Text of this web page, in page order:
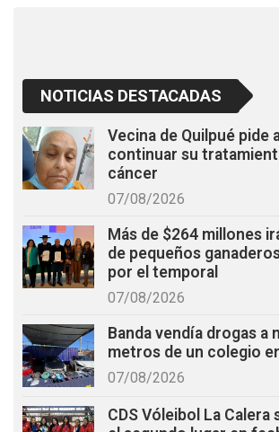
NOTICIAS DESTACADAS
Vecina de Quilpué pide
continuar su
cáncer
07/08/2026
Más de $264 millones
de pequeños
por el temporal
07/08/2026
Banda vendía drogas a
metros de un colegio
07/08/2026
CDS Vóleibol La Calera